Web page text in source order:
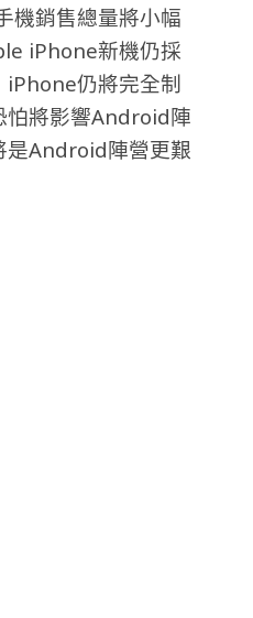
機銷售總量將小幅
iPhone新機仍採
iPhone仍將完全制
怕將影響Android陣
是Android陣營更艱